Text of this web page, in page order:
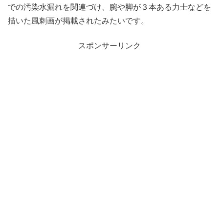
での汚染水漏れを関連づけ、腕や脚が３本ある力士などを
描いた風刺画が掲載されたみたいです。
スポンサーリンク